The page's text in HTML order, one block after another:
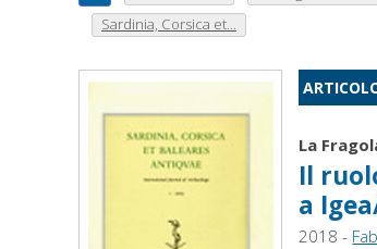
Sardinia, Corsica et...
La
Il
a
2018 -